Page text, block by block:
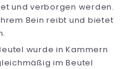
und verborgen werden.
Bein reibt und bietet
wurde in Kammern
im Beutel